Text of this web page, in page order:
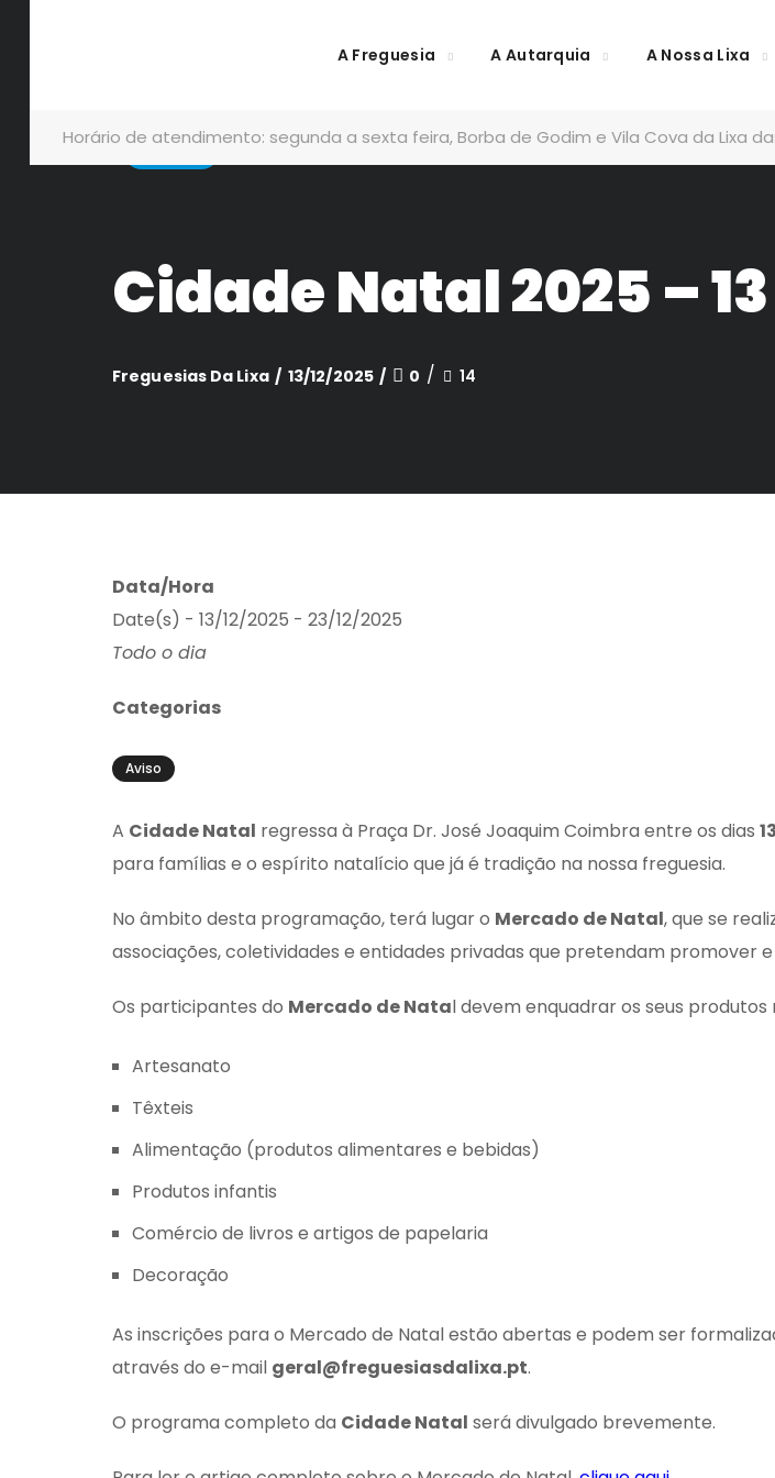
A Freguesia A Autarquia A Nossa Lixa
Horário de atendimento: segunda a sexta feira, Borba de Godim e Vila Cova da Lixa das
Aviso
Cidade Natal 2025 –
Freguesias Da Lixa 13/12/2025 0 14
Data/Hora
Date(s) - 13/12/2025 - 23/12/2025
Todo o dia
Categorias
Aviso
A Cidade Natal regressa à Praça Dr. José Joaquim Coimbra entre os dias
para famílias e o espírito natalício que já é tradição na nossa freguesia.
No âmbito desta programação, terá lugar o Mercado de Natal, que se
associações, coletividades e entidades privadas que pretendam promover
Os participantes do Mercado de Natal devem enquadrar os seus
Artesanato
Têxteis
Alimentação (produtos alimentares e bebidas)
Produtos infantis
Comércio de livros e artigos de papelaria
Decoração
As inscrições para o Mercado de Natal estão abertas e podem ser
através do e-mail geral@freguesiasdalixa.pt.
O programa completo da Cidade Natal será divulgado brevemente.